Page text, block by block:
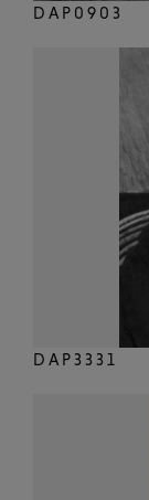
DAP0903
DAP3331